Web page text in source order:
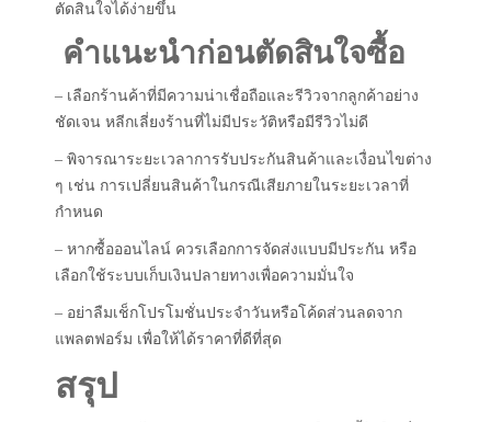
ตัดสินใจได้ง่ายขึ้น
คำแนะนำก่อนตัดสินใจซื้อ
– เลือกร้านค้าที่มีความน่าเชื่อถือและรีวิวจากลูกค้าอย่าง
ชัดเจน หลีกเลี่ยงร้านที่ไม่มีประวัติหรือมีรีวิวไม่ดี
– พิจารณาระยะเวลาการรับประกันสินค้าและเงื่อนไขต่าง
ๆ เช่น การเปลี่ยนสินค้าในกรณีเสียภายในระยะเวลาที่
กำหนด
– หากซื้อออนไลน์ ควรเลือกการจัดส่งแบบมีประกัน หรือ
เลือกใช้ระบบเก็บเงินปลายทางเพื่อความมั่นใจ
– อย่าลืมเช็กโปรโมชั่นประจำวันหรือโค้ดส่วนลดจาก
แพลตฟอร์ม เพื่อให้ได้ราคาที่ดีที่สุด
สรุป